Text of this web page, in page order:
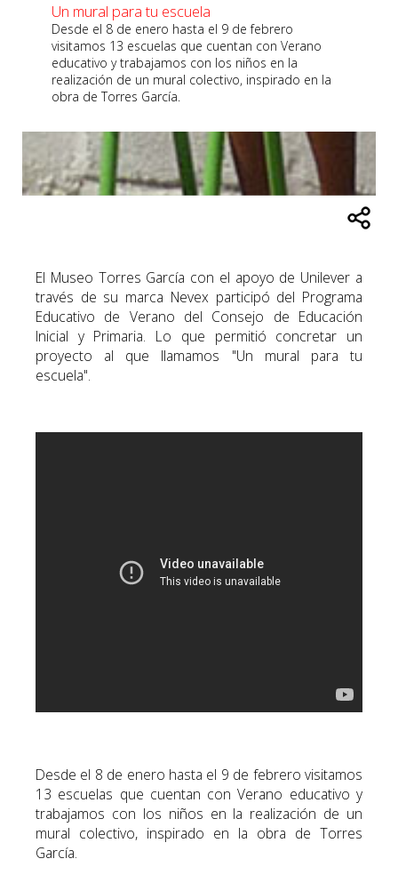
Un mural para tu escuela
Desde el 8 de enero hasta el 9 de febrero
visitamos 13 escuelas que cuentan con Verano
educativo y trabajamos con los niños en la
realización de un mural colectivo, inspirado en la
obra de Torres García.
El Museo Torres García con el apoyo de Unilever a
través de su marca Nevex participó del Programa
Educativo de Verano del Consejo de Educación
Inicial y Primaria. Lo que permitió concretar un
proyecto al que llamamos "Un mural para tu
escuela".
Desde el 8 de enero hasta el 9 de febrero visitamos
13 escuelas que cuentan con Verano educativo y
trabajamos con los niños en la realización de un
mural colectivo, inspirado en la obra de Torres
García.